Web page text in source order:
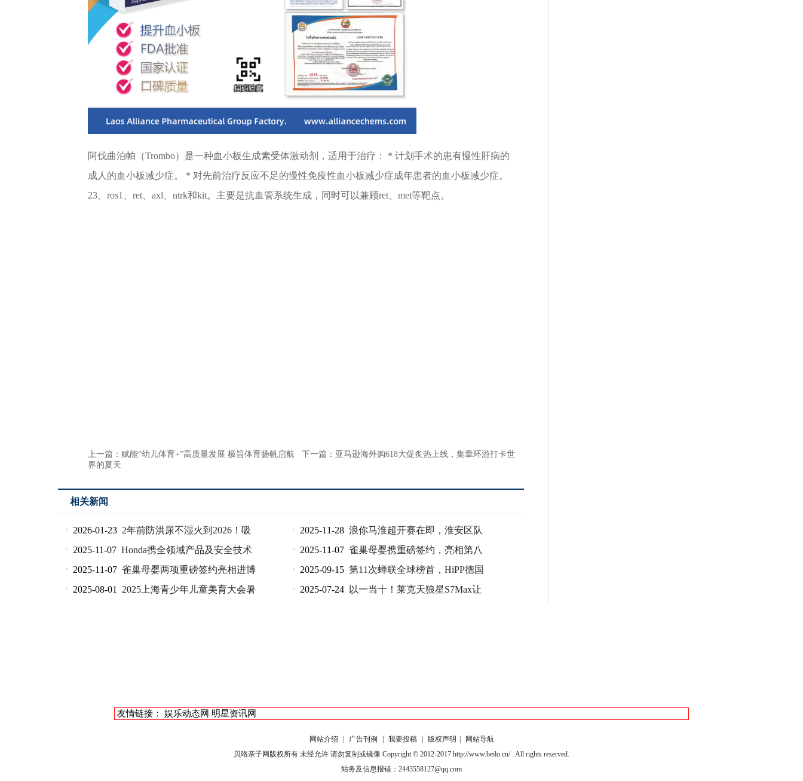
阿伐曲泊帕（Trombo）是一种血小板生成素受体激动剂，适用于治疗： * 计划手术的患有慢性肝病的
成人的血小板减少症。 * 对先前治疗反应不足的慢性免疫性血小板减少症成年患者的血小板减少症。
23、ros1、ret、axl、ntrk和kit。主要是抗血管系统生成，同时可以兼顾ret、met等靶点。
上一篇： 赋能“幼儿体育+”高质量发展 极旨体育扬帆启航 下一篇： 亚马逊海外购618大促炙热上线，集章环游打卡世
界的夏天
相关新闻
2026-01-23 2年前防洪尿不湿火到2026！吸 2025-11-28 浪你马淮超开赛在即，淮安区队
2025-11-07 Honda携全领域产品及安全技术 2025-11-07 雀巢母婴携重磅签约，亮相第八
2025-11-07 雀巢母婴两项重磅签约亮相进博 2025-09-15 第11次蝉联全球榜首，HiPP德国
2025-08-01
2025上海青少年儿童美育大会暑 2025-07-24 以一当十！莱克天狼星S7Max让
友情链接： 娱乐动态网 明星资讯网
网站介绍 广告刊例 我要投稿 版权声明
网站导航
贝咯亲子网版权所有 未经允许 请勿复制或镜像 Copyright © 2012-2017 http://www.beilo.cn/ . All rights reserved.
站务及信息报错：2443558127@qq.com